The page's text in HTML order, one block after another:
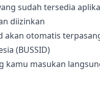
sudah tersedia
diizinkan
akan otomatis
(BUSSID)
kamu masukan